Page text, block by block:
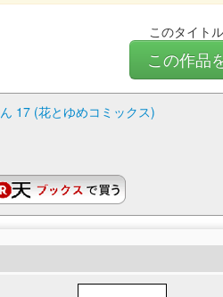
このタイト
この作品
17 (花とゆめコミックス)